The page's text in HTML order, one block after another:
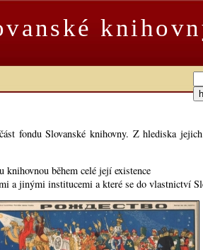
fondu Slovanské knihovny. Z hlediska
knihovnou během celé její existence
a jinými institucemi a které se do vlastnictví